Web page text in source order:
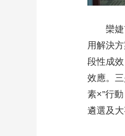
欒
用解決
段性成
效應。
素×”行
遴選及